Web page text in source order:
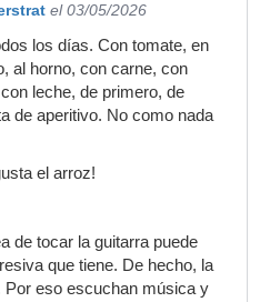
el 03/05/2026
los días. Con tomate, en
al horno, con carne, con
leche, de primero, de
de aperitivo. No como nada
el arroz!
de tocar la guitarra puede
que tiene. De hecho, la
Por eso escuchan música y